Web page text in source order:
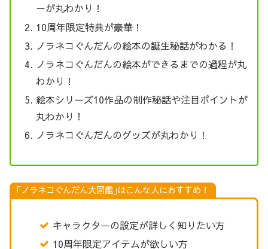
ーが丸わかり！
10周年限定特典が豪華！
ノラネコぐんだんの絵本の誕生秘話がわかる！
ノラネコぐんだんの絵本ができるまでの過程が丸
わかり！
絵本シリーズ10作品の制作秘話や注目ポイントが
丸わかり！
ノラネコぐんだんのグッズが丸わかり！
｢ノラネコぐんだん大図鑑｣はこんな人におすすめ！
キャラクターの設定が詳しく知りたい方
10周年限定アイテムが欲しい方